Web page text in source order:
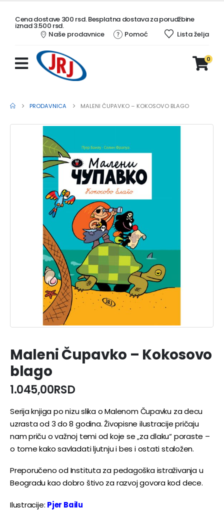
Cena dostave 300 rsd. Besplatna dostava za porudžbine
iznad 3.500 rsd.
Naše prodavnice
Pomoć Lista želja
0
PRODAVNICA MALENI ČUPAVKO – KOKOSOVO BLAGO
Maleni Čupavko – Kokosovo
blago
1.045,00RSD
Serija knjiga po nizu slika o Malenom Čupavku za decu
uzrasta od 3 do 8 godina. Živopisne ilustracije pričaju
nam priču o važnoj temi od koje se „za dlaku“ poraste –
o tome kako savladati ljutnju i bes i ostati staložen.
Preporučeno od Instituta za pedagoška istraživanja u
Beogradu kao dobro štivo za razvoj govora kod dece.
Ilustracije: Pjer Bailu